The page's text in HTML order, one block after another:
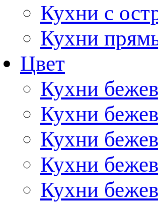
Кухни с
Кухни
Цвет
Кухни
Кухни
Кухни
Кухни
Кухни